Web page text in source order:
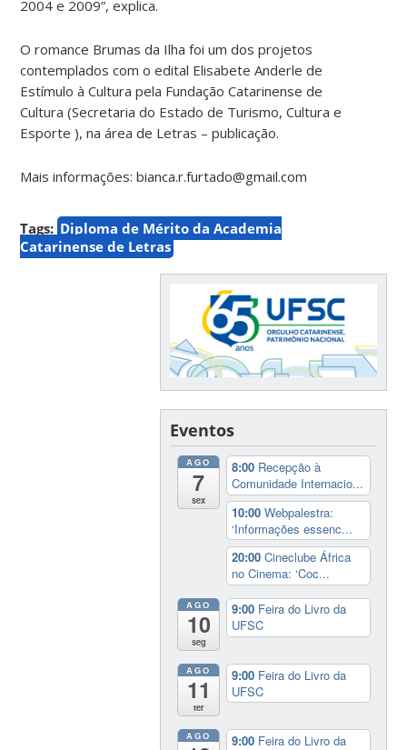
2004 e 2009”, explica.
O romance Brumas da Ilha foi um dos projetos
contemplados com o edital Elisabete Anderle de
Estímulo à Cultura pela Fundação Catarinense de
Cultura (Secretaria do Estado de Turismo, Cultura e
Esporte ), na área de Letras – publicação.
Mais informações: bianca.r.furtado@gmail.com
Tags: Diploma de Mérito da Academia
Catarinense de Letras
Eventos
AGO
7
sex
8:00 Recepção à
Comunidade Internacio...
10:00Webpalestra:
‘Informações essenc...
20:00Cineclube África
no Cinema: ‘Coc...
AGO
10
seg
9:00 Feira do Livro da
UFSC
AGO
11
ter
9:00 Feira do Livro da
UFSC
AGO 9:00 Feira do Livro da